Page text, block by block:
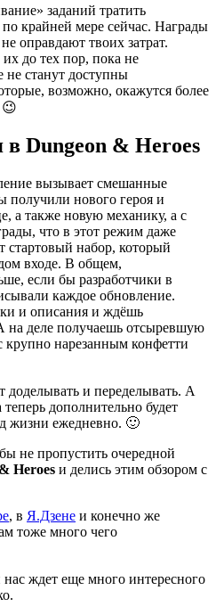
заданий тратить
крайней мере сейчас. Награды
оправдают твоих затрат.
до тех пор, пока не
не станут доступны
возможно, окажутся более
Dungeon & Heroes
вызывает смешанные
получили нового героя и
а также новую механику, а с
что в этот режим даже
стартовый набор, который
входе. В общем,
если бы разработчики в
каждое обновление.
и описания и ждёшь
на деле получаешь отсыревшую
нарезанным конфетти
доделывать и переделывать. А
дополнительно будет
жизни ежедневно. 🙂
не пропустить очередной
Heroes и делись этим обзором с
, в Я.Дзене и конечно же
тоже много чего
ждет еще много интересного